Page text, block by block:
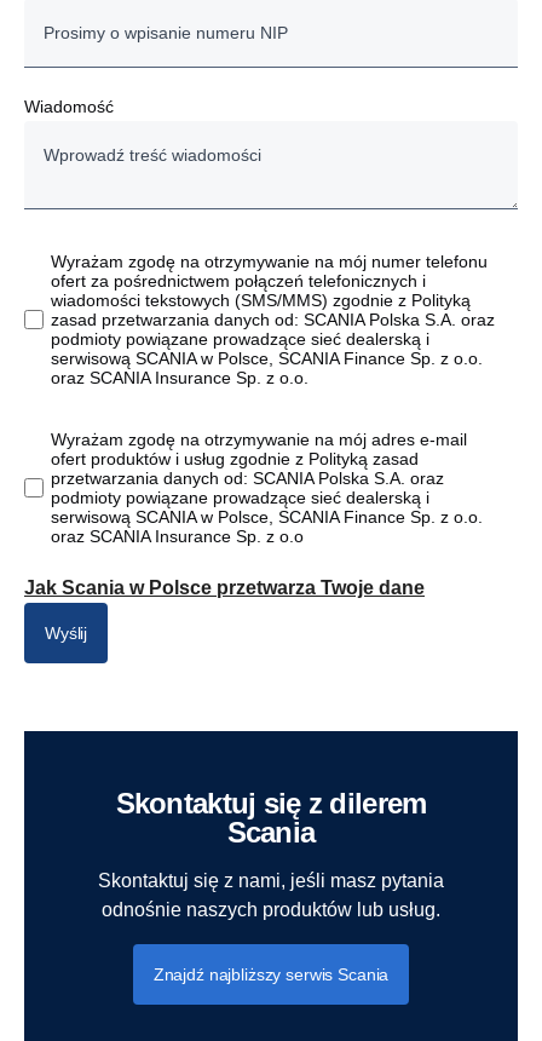
Wiadomość
Wyrażam zgodę na otrzymywanie na mój numer telefonu
ofert za pośrednictwem połączeń telefonicznych i
wiadomości tekstowych (SMS/MMS) zgodnie z Polityką
zasad przetwarzania danych od: SCANIA Polska S.A. oraz
podmioty powiązane prowadzące sieć dealerską i
serwisową SCANIA w Polsce, SCANIA Finance Sp. z o.o.
oraz SCANIA Insurance Sp. z o.o.
Wyrażam zgodę na otrzymywanie na mój adres e-mail
ofert produktów i usług zgodnie z Polityką zasad
przetwarzania danych od: SCANIA Polska S.A. oraz
podmioty powiązane prowadzące sieć dealerską i
serwisową SCANIA w Polsce, SCANIA Finance Sp. z o.o.
oraz SCANIA Insurance Sp. z o.o
Jak Scania w Polsce przetwarza Twoje dane
Wyślij
Skontaktuj się z dilerem
Scania
Skontaktuj się z nami, jeśli masz pytania
odnośnie naszych produktów lub usług.
Znajdź najbliższy serwis Scania